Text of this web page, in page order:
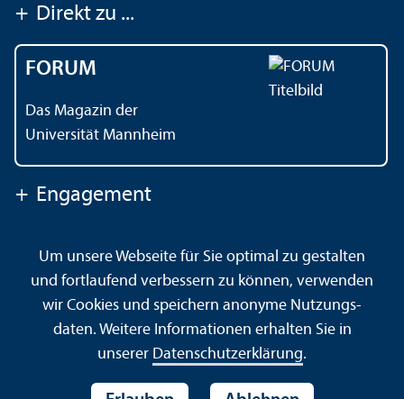
+ Direkt zu ...
FORUM
Das Magazin der
Universität Mannheim
+ Engagement
Kontakt Impressum Datenschutz
Barrierefreiheit
Gebärdensprache
Leichte Sprache
Sitemap
Hausordnung
Sicherheit und Notfälle
Um unsere Webseite für Sie optimal zu gestalten
und fortlaufend verbessern zu können, verwenden
wir Cookies und speichern anonyme Nutzungs­
daten. Weitere Informationen erhalten Sie in
unserer Datenschutz­erklärung.